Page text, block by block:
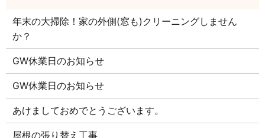
年末の大掃除！家の外側(窓も)クリーニングしません
か？
GW休業日のお知らせ
GW休業日のお知らせ
あけましておめでとうございます。
屋根の張り替え工事